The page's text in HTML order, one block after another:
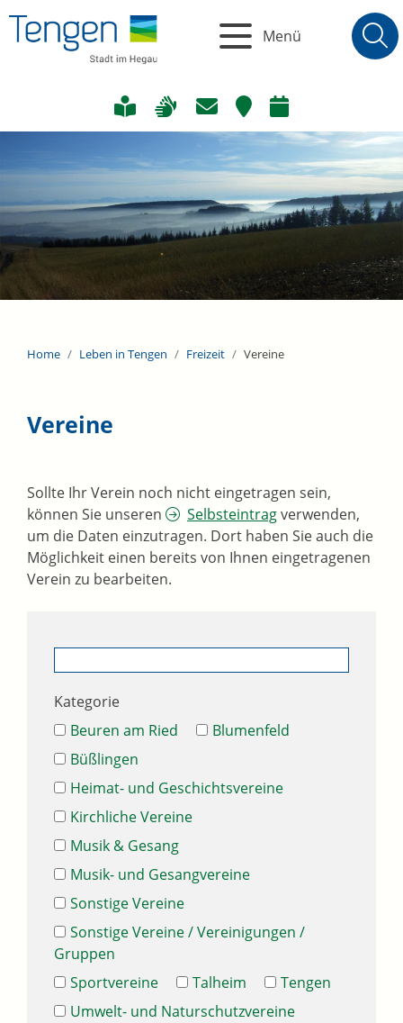
Menü
Home Leben in Tengen Freizeit Vereine
Vereine
Sollte Ihr Verein noch nicht eingetragen sein,
können Sie unseren
Selbsteintragverwenden,
um die Daten einzutragen. Dort haben Sie auch die
Möglichkeit einen bereits von Ihnen eingetragenen
Verein zu bearbeiten.
Kategorie
Beuren am Ried
Blumenfeld
Büßlingen
Heimat- und Geschichtsvereine
Kirchliche Vereine
Musik & Gesang
Musik- und Gesangvereine
Sonstige Vereine
Sonstige Vereine / Vereinigungen /
Gruppen
Sportvereine
Talheim
Tengen
Umwelt- und Naturschutzvereine